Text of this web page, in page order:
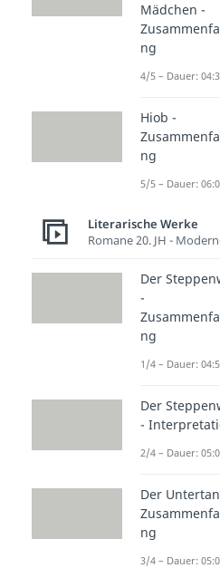
Mädchen -
ng
4/5 – Dauer:
Hiob -
ng
5/5 – Dauer:
Literarische Werke
Romane 20. JH -
Der
-
ng
1/4 – Dauer:
Der
-
2/4 – Dauer:
Der
ng
3/4 – Dauer: